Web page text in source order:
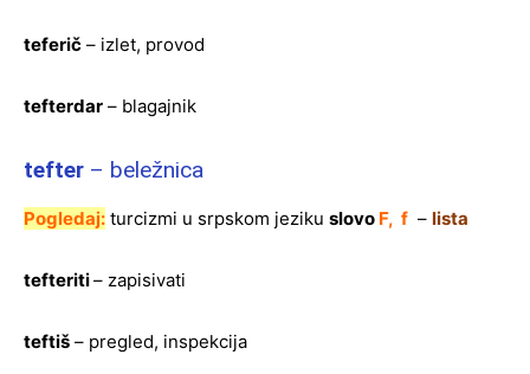
teferič – izlet, provod
tefterdar – blagajnik
tefter – beležnica
Pogledaj: turcizmi u srpskom jeziku slovo F, f – lista
tefteriti– zapisivati
teftiš – pregled, inspekcija